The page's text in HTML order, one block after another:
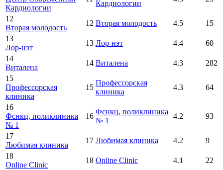
Кардиологии
Кардиологии
12
Вторая молодость
12 Вторая молодость 4.5
15
13
Лор-нэт
13 Лор-нэт 4.4
60
14
Виталена
14 Виталена 4.3
282
15
Профессорская
клиника
15
Профессорская
клиника
4.3 64
16
Фснкц, поликлиника
№ 1
16
Фснкц, поликлиника
№ 1
4.2 93
17
Любимая клиника
17 Любимая клиника 4.2
9
18
Online Clinic
18 Online Clinic 4.1
22